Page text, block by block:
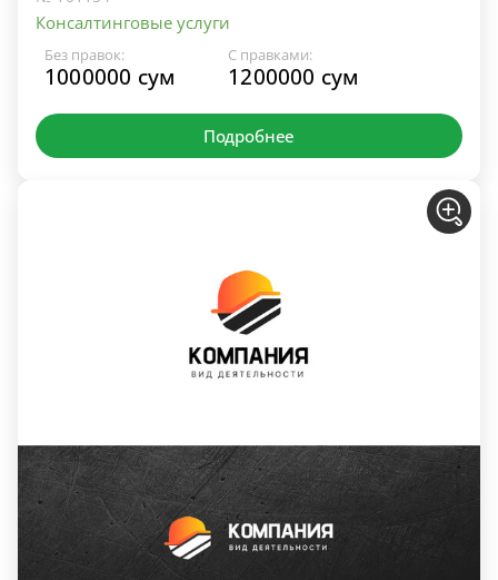
Консалтинговые услуги
Без правок:
1000000 сум
С правками:
1200000 сум
Подробнее